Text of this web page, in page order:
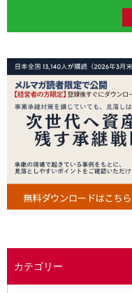
カテゴリー